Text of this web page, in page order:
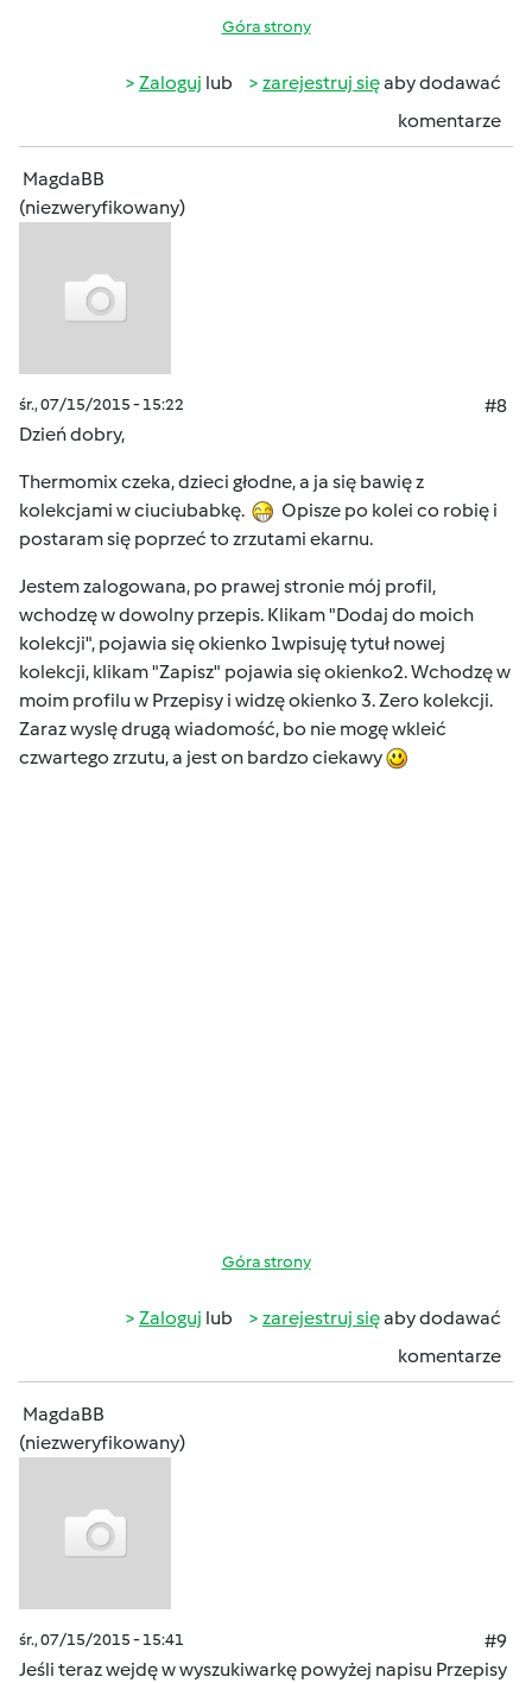
Góra strony
Zaloguj lub zarejestruj sięaby dodawać
komentarze
MagdaBB
(niezweryfikowany)
śr., 07/15/2015 - 15:22
#8
Dzień dobry,
Thermomix czeka, dzieci głodne, a ja się bawię z
kolekcjami w ciuciubabkę.
Opisze po kolei co robię i
postaram się poprzeć to zrzutami ekarnu.
Jestem zalogowana, po prawej stronie mój profil,
wchodzę w dowolny przepis. Klikam "Dodaj do moich
kolekcji", pojawia się okienko 1wpisuję tytuł nowej
kolekcji, klikam "Zapisz" pojawia się okienko2. Wchodzę w
moim profilu w Przepisy i widzę okienko 3. Zero kolekcji.
Zaraz wyslę drugą wiadomość, bo nie mogę wkleić
czwartego zrzutu, a jest on bardzo ciekawy
Góra strony
Zaloguj lub zarejestruj sięaby dodawać
komentarze
MagdaBB
(niezweryfikowany)
śr., 07/15/2015 - 15:41
#9
Jeśli teraz wejdę w wyszukiwarkę powyżej napisu Przepisy